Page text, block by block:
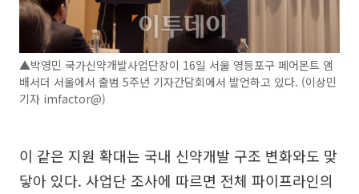
▲박영민 국가신약개발사업단장이 16일 서울 영등포구 페어몬트 앰
배서더 서울에서 출범 5주년 기자간담회에서 발언하고 있다. (이상민
기자 imfactor@)
이 같은 지원 확대는 국내 신약개발 구조 변화와도 맞
닿아 있다. 사업단 조사에 따르면 전체 파이프라인의